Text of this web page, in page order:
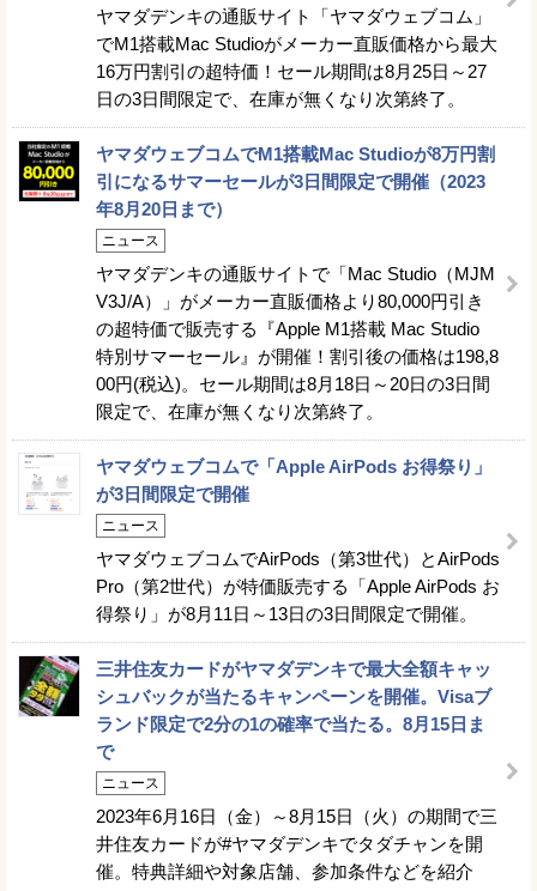
ヤマダデンキの通販サイト「ヤマダウェブコム」
でM1搭載Mac Studioがメーカー直販価格から最大
16万円割引の超特価！セール期間は8月25日～27
日の3日間限定で、在庫が無くなり次第終了。
ヤマダウェブコムでM1搭載Mac Studioが8万円割
引になるサマーセールが3日間限定で開催（2023
年8月20日まで）
ニュース
ヤマダデンキの通販サイトで「Mac Studio（MJM
V3J/A）」がメーカー直販価格より80,000円引き
の超特価で販売する『Apple M1搭載 Mac Studio
特別サマーセール』が開催！割引後の価格は198,8
00円(税込)。セール期間は8月18日～20日の3日間
限定で、在庫が無くなり次第終了。
ヤマダウェブコムで「Apple AirPods お得祭り」
が3日間限定で開催
ニュース
ヤマダウェブコムでAirPods（第3世代）とAirPods
Pro（第2世代）が特価販売する「Apple AirPods お
得祭り」が8月11日～13日の3日間限定で開催。
三井住友カードがヤマダデンキで最大全額キャッ
シュバックが当たるキャンペーンを開催。Visaブ
ランド限定で2分の1の確率で当たる。8月15日ま
で
ニュース
2023年6月16日（金）～8月15日（火）の期間で三
井住友カードが#ヤマダデンキでタダチャンを開
催。特典詳細や対象店舗、参加条件などを紹介